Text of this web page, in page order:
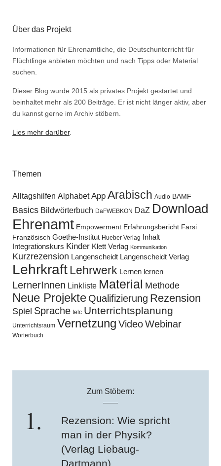
Über das Projekt
Informationen für Ehrenamtliche, die Deutschunterricht für
Flüchtlinge anbieten möchten und nach Tipps oder Material
suchen.
Dieser Blog wurde 2015 als privates Projekt gestartet und
beinhaltet mehr als 200 Beiträge. Er ist nicht länger aktiv, aber
du kannst gerne im Archiv stöbern.
Lies mehr darüber.
Themen
Alltagshilfen Alphabet App Arabisch Audio BAMF
Basics Bildwörterbuch DaFWEBKON DaZ Download
Ehrenamt Empowerment Erfahrungsbericht Farsi
Französisch Goethe-Institut Hueber Verlag
Inhalt
Integrationskurs Kinder Klett Verlag Kommunikation
Kurzrezension Langenscheidt Langenscheidt Verlag
LehrkraftLehrwerk Lernen lernen
LernerInnen Linkliste Material Methode
Neue Projekte Qualifizierung Rezension
Spiel Sprache telc Unterrichtsplanung
Unterrichtsraum Vernetzung VideoWebinar
Wörterbuch
Zum Stöbern:
Rezension: Wie spricht
man in der Physik?
(Verlag Liebaug-
Dartmann)